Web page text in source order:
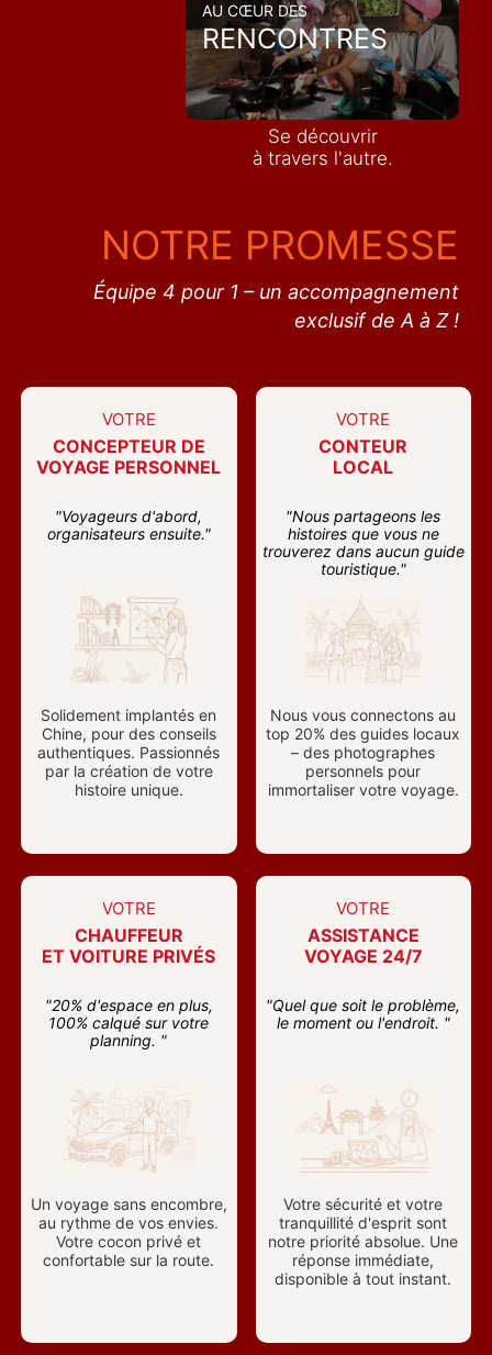
AU CŒUR DES
RENCONTRES
Se découvrir
à travers l'autre.
NOTRE PROMESSE
Équipe 4 pour 1 – un accompagnement
exclusif de A à Z !
VOTRE
CONCEPTEUR DE
VOYAGE PERSONNEL
"Voyageurs d'abord,
organisateurs ensuite."
Solidement implantés en
Chine, pour des conseils
authentiques. Passionnés
par la création de votre
histoire unique.
VOTRE
CONTEUR
LOCAL
"Nous partageons les
histoires que vous ne
trouverez dans aucun guide
touristique."
Nous vous connectons au
top 20% des guides locaux
– des photographes
personnels pour
immortaliser votre voyage.
VOTRE
CHAUFFEUR
ET VOITURE PRIVÉS
"20% d'espace en plus,
100% calqué sur votre
planning. "
Un voyage sans encombre,
au rythme de vos envies.
Votre cocon privé et
confortable sur la route.
VOTRE
ASSISTANCE
VOYAGE 24/7
"Quel que soit le problème,
le moment ou l'endroit. "
Votre sécurité et votre
tranquillité d'esprit sont
notre priorité absolue. Une
réponse immédiate,
disponible à tout instant.